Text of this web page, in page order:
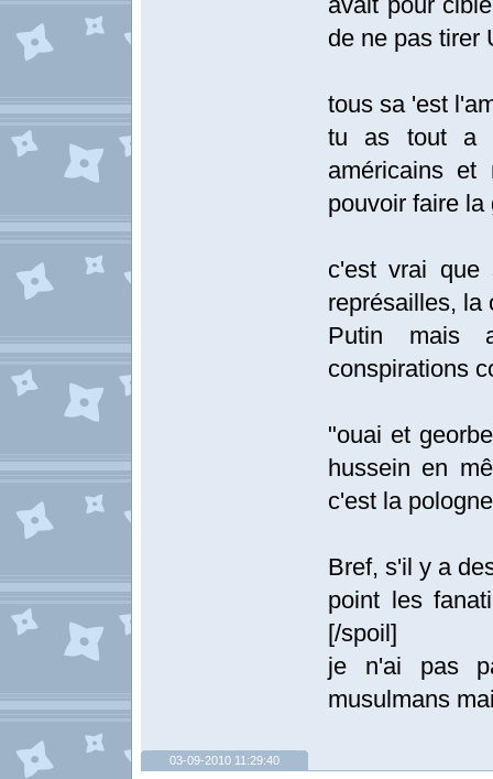
de ne pas tirer
tous sa 'est
tu as tout a
américains
pouvoir faire la
c'est vrai
représailles, la
Putin mais
conspirations
"ouai et
hussein en
c'est la
Bref, s'il y a
point les
[/spoil]
je n'ai pas
musulmans
03-09-2010 11:29:40